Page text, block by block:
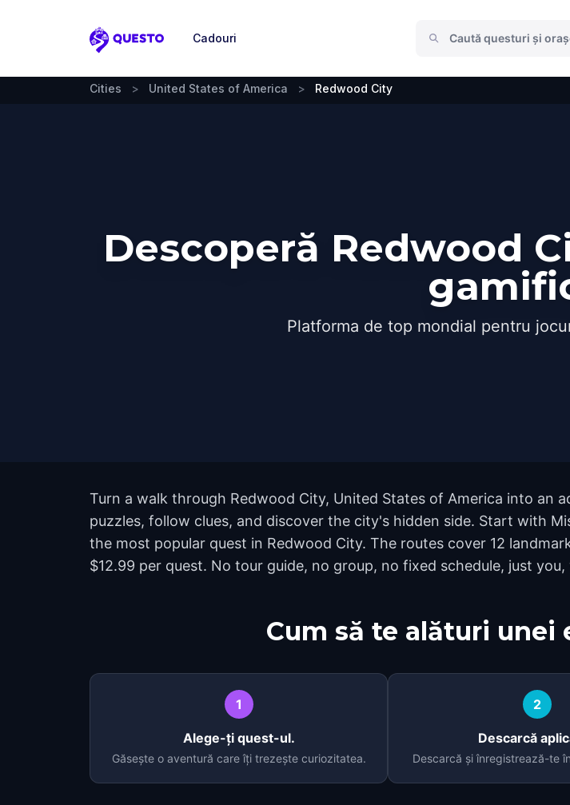
Questo
Cadouri
Cities > United States of America > Redwood City
Descoperă Redwood
Platforma de top mondial pentru
Turn a walk through Redwood City, United States of America into an
puzzles, follow clues, and discover the city's hidden side. Start with
the most popular quest in Redwood City. The routes cover 12
$12.99 per quest. No tour guide, no group, no fixed schedule, just
Cum să te alături unei
1
Alege-ți quest-ul.
Găsește o aventură care îți trezește curiozitatea.
2
Descarcă
Descarcă și înregistrează-te